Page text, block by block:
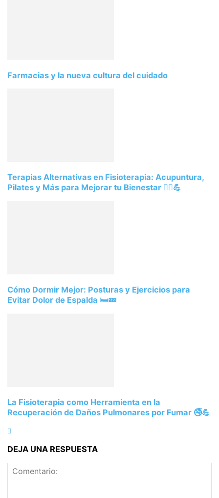
Farmacias y la nueva cultura del cuidado
Terapias Alternativas en Fisioterapia: Acupuntura,
Pilates y Más para Mejorar tu Bienestar 💆‍♂️💪
Cómo Dormir Mejor: Posturas y Ejercicios para
Evitar Dolor de Espalda 🛏️💤
La Fisioterapia como Herramienta en la
Recuperación de Daños Pulmonares por Fumar 🚭💪
DEJA UNA RESPUESTA